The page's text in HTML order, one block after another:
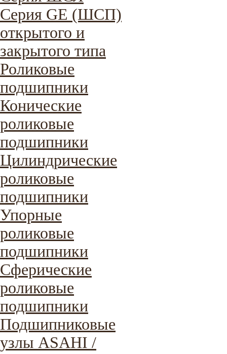
Серия GE (ШСП)
открытого и
закрытого типа
Роликовые
подшипники
Конические
роликовые
подшипники
Цилиндрические
роликовые
подшипники
Упорные
роликовые
подшипники
Сферические
роликовые
подшипники
Подшипниковые
узлы ASAHI /